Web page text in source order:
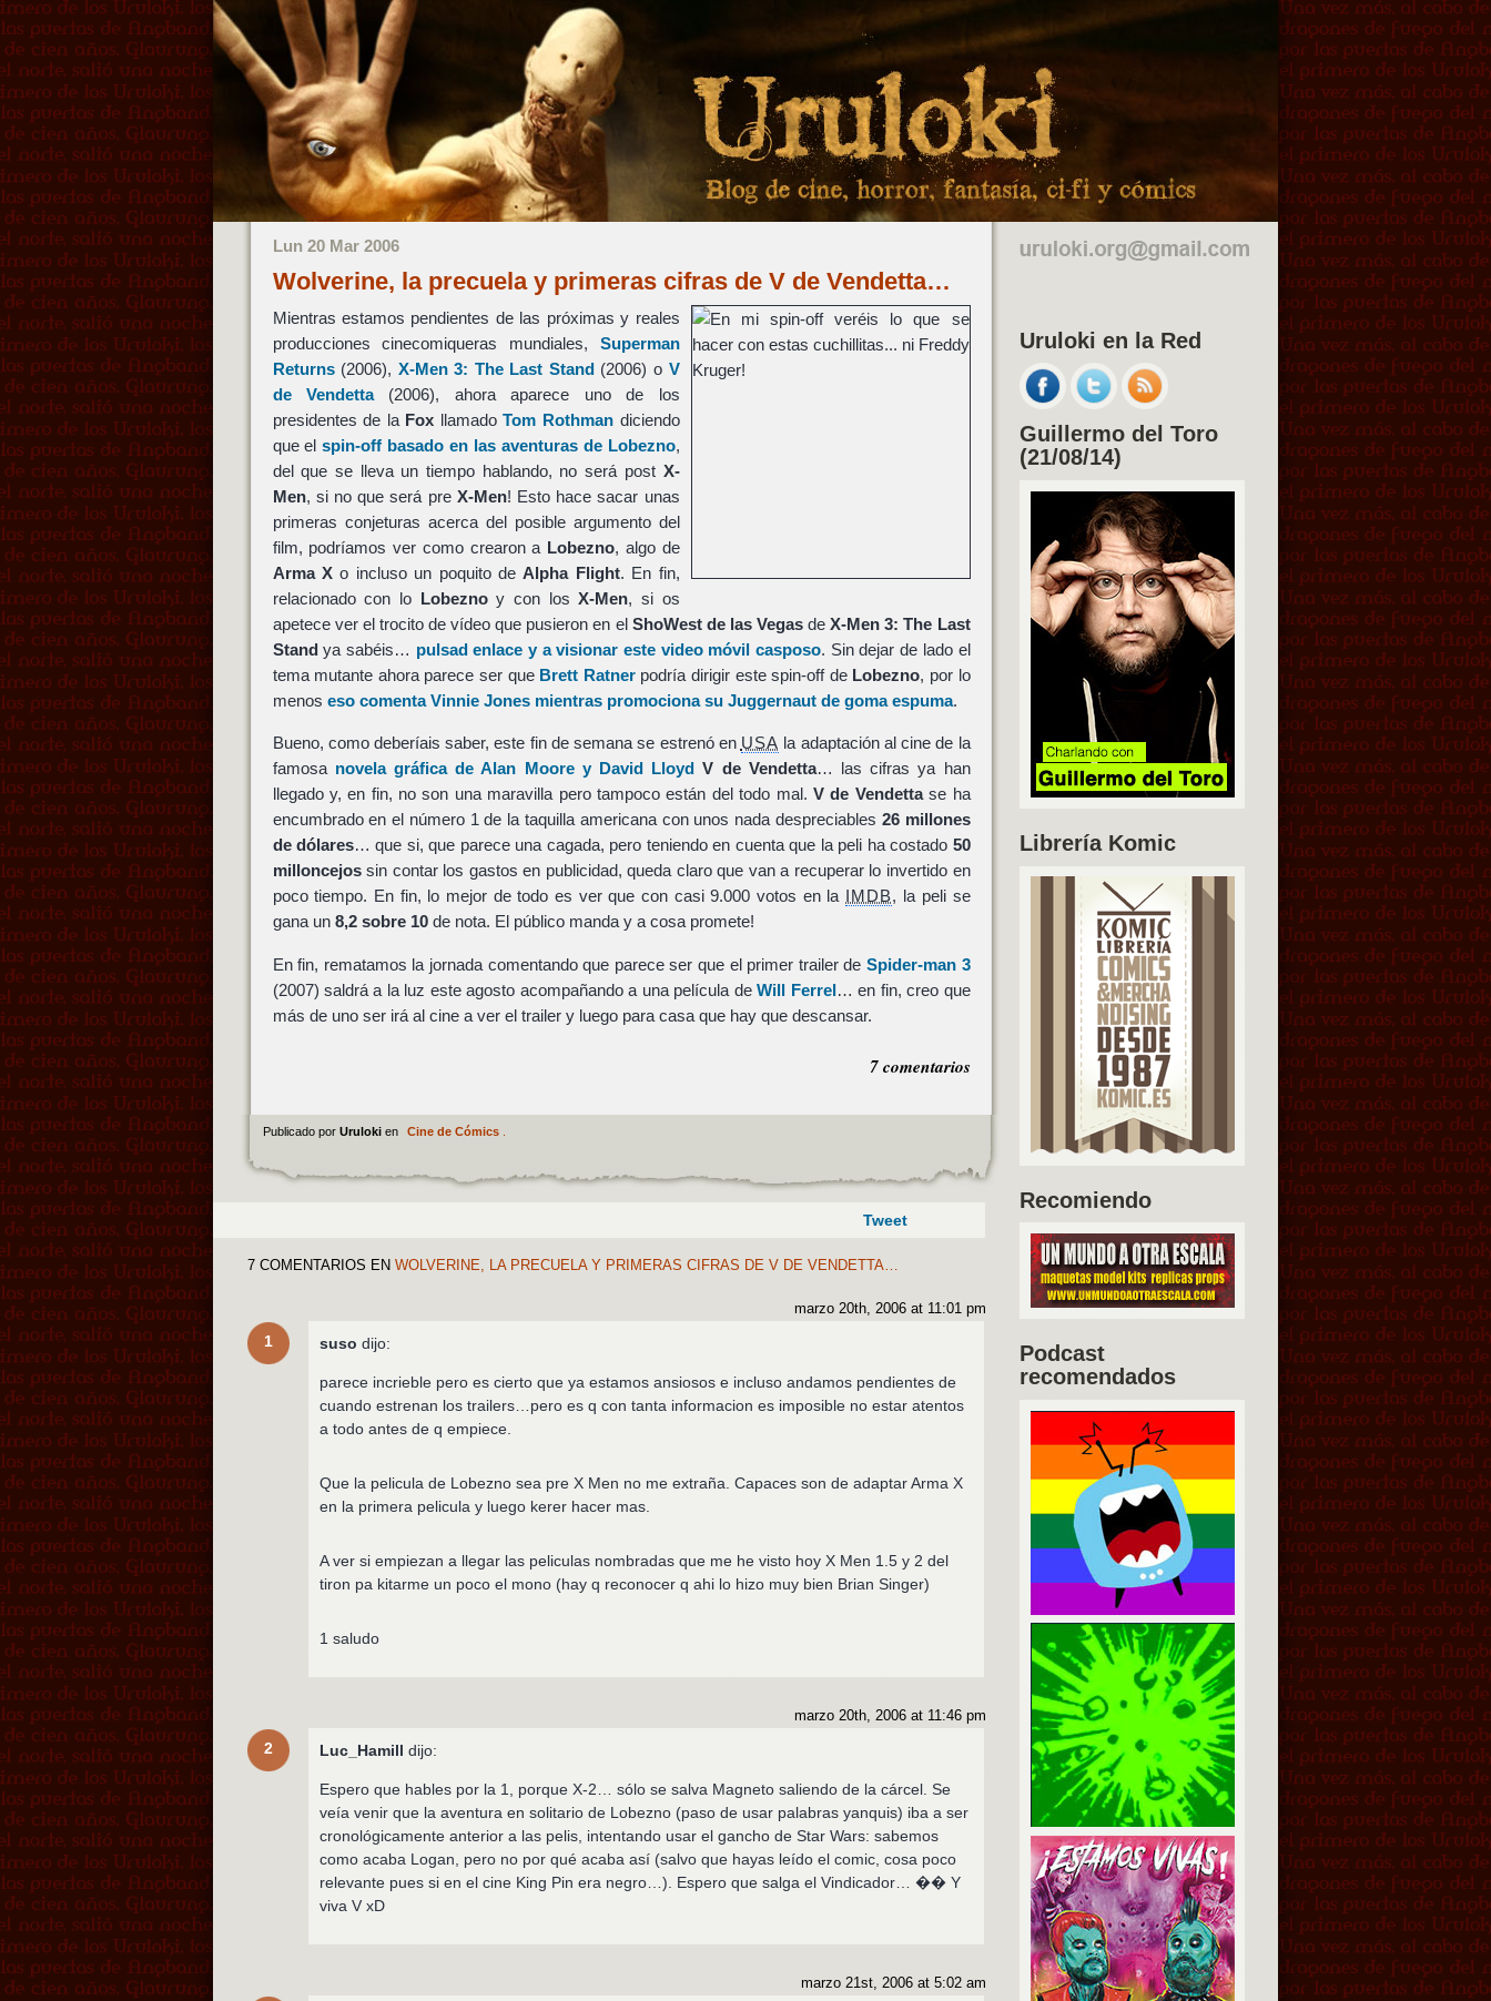
Lun 20 Mar 2006
Wolverine, la precuela y primeras cifras de V de Vendetta…
Mientras estamos pendientes de las próximas y reales
producciones cinecomiqueras mundiales, Superman
Returns(2006), X-Men 3: The Last Stand(2006) o V
de Vendetta(2006), ahora aparece uno de los
presidentes de la Fox llamadoTom Rothmandiciendo
que elspin-off basado en las aventuras de Lobezno,
del que se lleva un tiempo hablando, no será post X-
Men, si no que será pre X-Men! Esto hace sacar unas
primeras conjeturas acerca del posible argumento del
film, podríamos ver como crearon a Lobezno, algo de
Arma Xo incluso un poquito deAlpha Flight. En fin,
relacionado con lo Lobeznoy con losX-Men, si os
apetece ver el trocito de vídeo que pusieron en el ShoWest de las Vegas deX-Men 3: The Last
Standya sabéis… pulsad enlace y a visionar este video móvil casposo. Sin dejar de lado el
tema mutante ahora parece ser que Brett Ratnerpodría dirigir este spin-off de Lobezno, por lo
menos eso comenta Vinnie Jones mientras promociona su Juggernaut de goma espuma.
Bueno, como deberíais saber, este fin de semana se estrenó en USA la adaptación al cine de la
famosa novela gráfica de Alan Moore y David Lloyd V de Vendetta… las cifras ya han
llegado y, en fin, no son una maravilla pero tampoco están del todo mal. V de Vendettase ha
encumbrado en el número 1 de la taquilla americana con unos nada despreciables 26 millones
de dólares… que si, que parece una cagada, pero teniendo en cuenta que la peli ha costado 50
milloncejossin contar los gastos en publicidad, queda claro que van a recuperar lo invertido en
poco tiempo. En fin, lo mejor de todo es ver que con casi 9.000 votos en la IMDB, la peli se
gana un 8,2 sobre 10de nota. El público manda y a cosa promete!
En fin, rematamos la jornada comentando que parece ser que el primer trailer de Spider-man 3
(2007) saldrá a la luz este agosto acompañando a una película deWill Ferrel… en fin, creo que
más de uno ser irá al cine a ver el trailer y luego para casa que hay que descansar.
7 comentarios
Publicado por Uruloki en Cine de Cómics.
Tweet
7 COMENTARIOS EN WOLVERINE, LA PRECUELA Y PRIMERAS CIFRAS DE V DE VENDETTA…
1
marzo 20th, 2006 at 11:01 pm
suso dijo:
parece incrieble pero es cierto que ya estamos ansiosos e incluso andamos pendientes de
cuando estrenan los trailers…pero es q con tanta informacion es imposible no estar atentos
a todo antes de q empiece.
Que la pelicula de Lobezno sea pre X Men no me extraña. Capaces son de adaptar Arma X
en la primera pelicula y luego kerer hacer mas.
A ver si empiezan a llegar las peliculas nombradas que me he visto hoy X Men 1.5 y 2 del
tiron pa kitarme un poco el mono (hay q reconocer q ahi lo hizo muy bien Brian Singer)
1 saludo
2
marzo 20th, 2006 at 11:46 pm
Luc_Hamill dijo:
Espero que hables por la 1, porque X-2… sólo se salva Magneto saliendo de la cárcel. Se
veía venir que la aventura en solitario de Lobezno (paso de usar palabras yanquis) iba a ser
cronológicamente anterior a las pelis, intentando usar el gancho de Star Wars: sabemos
como acaba Logan, pero no por qué acaba así (salvo que hayas leído el comic, cosa poco
relevante pues si en el cine King Pin era negro…). Espero que salga el Vindicador… �� Y
viva V xD
marzo 21st, 2006 at 5:02 am
Uruloki en la Red
Guillermo del Toro
(21/08/14)
Librería Komic
Recomiendo
Podcast
recomendados